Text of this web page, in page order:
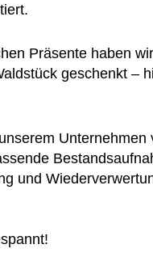
Präsente haben
geschenkt –
Unternehmen
und